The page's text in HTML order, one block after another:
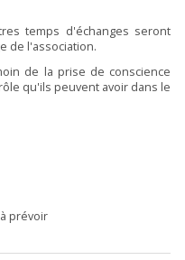
temps d'échanges seront
de l'association.
de la prise de conscience
qu'ils peuvent avoir dans le
prévoir